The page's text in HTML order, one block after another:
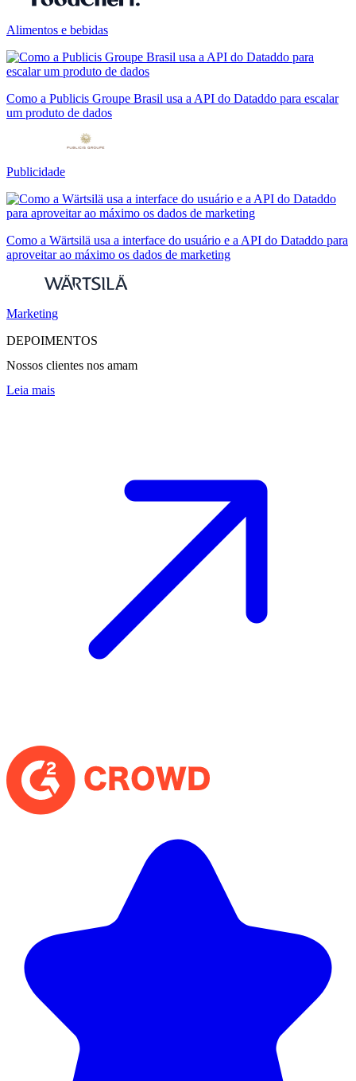
Alimentos e bebidas
Como a Publicis Groupe Brasil usa a API do Dataddo para escalar
um produto de dados
Publicidade
Como a Wärtsilä usa a interface do usuário e a API do Dataddo para
aproveitar ao máximo os dados de marketing
Marketing
DEPOIMENTOS
Nossos clientes nos amam
Leia mais